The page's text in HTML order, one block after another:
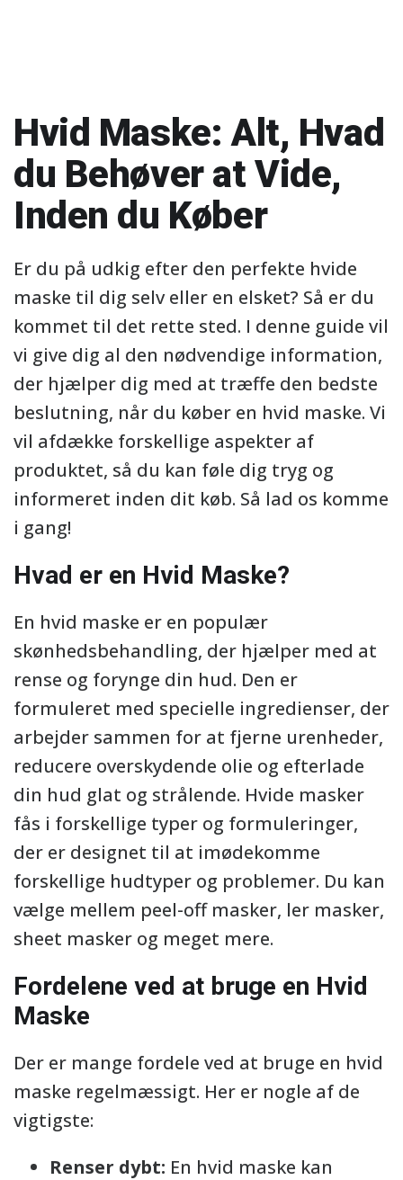
Hvid Maske: Alt, Hvad
du Behøver at Vide,
Inden du Køber
Er du på udkig efter den perfekte hvide
maske til dig selv eller en elsket? Så er du
kommet til det rette sted. I denne guide vil
vi give dig al den nødvendige information,
der hjælper dig med at træffe den bedste
beslutning, når du køber en hvid maske. Vi
vil afdække forskellige aspekter af
produktet, så du kan føle dig tryg og
informeret inden dit køb. Så lad os komme
i gang!
Hvad er en Hvid Maske?
En hvid maske er en populær
skønhedsbehandling, der hjælper med at
rense og forynge din hud. Den er
formuleret med specielle ingredienser, der
arbejder sammen for at fjerne urenheder,
reducere overskydende olie og efterlade
din hud glat og strålende. Hvide masker
fås i forskellige typer og formuleringer,
der er designet til at imødekomme
forskellige hudtyper og problemer. Du kan
vælge mellem peel-off masker, ler masker,
sheet masker og meget mere.
Fordelene ved at bruge en Hvid
Maske
Der er mange fordele ved at bruge en hvid
maske regelmæssigt. Her er nogle af de
vigtigste:
Renser dybt: En hvid maske kan